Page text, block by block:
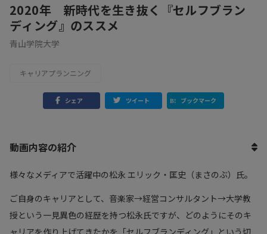
2020年 新時代を生き抜く『セルフブラン
ディング』のススメ
青山学院大学
キャリアプランニング
シェア ツイート ブックマーク
動画内容の紹介
様々なメディアで活躍中の松永 エリック・匡史（まさのぶ）氏。
ご自身のキャリアとして、音楽家→経営コンサルタント→大学教
授という一見異色の経歴を持つ松永氏ですが、どのようにそのキ
ャリアを作り上げてきたかを「セルフブランディング」という切